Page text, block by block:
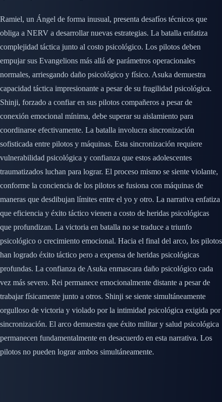
Ramiel, un Ángel de forma inusual, presenta desafíos técnicos que
obliga a NERV a desarrollar nuevas estrategias. La batalla enfatiza
complejidad táctica junto al costo psicológico. Los pilotos deben
empujar sus Evangelions más allá de parámetros operacionales
normales, arriesgando daño psicológico y físico. Asuka demuestra
capacidad táctica impresionante a pesar de su fragilidad psicológica.
Shinji, forzado a confiar en sus pilotos compañeros a pesar de
conexión emocional mínima, debe superar su aislamiento para
coordinarse efectivamente. La batalla involucra sincronización
sofisticada entre pilotos y máquinas. Esta sincronización requiere
vulnerabilidad psicológica y confianza que estos adolescentes
traumatizados luchan para lograr. El proceso mismo se siente violante,
conforme la conciencia de los pilotos se fusiona con máquinas de
maneras que desdibujan límites entre el yo y otro. La narrativa enfatiza
que eficiencia y éxito táctico vienen a costo de heridas psicológicas
que profundizan. La victoria en batalla no se traduce a triunfo
psicológico o crecimiento emocional. Hacia el final del arco, los pilotos
han logrado éxito táctico pero a expensa de heridas psicológicas
profundas. La confianza de Asuka enmascara daño psicológico cada
vez más severo. Rei permanece emocionalmente distante a pesar de
trabajar físicamente junto a otros. Shinji se siente simultáneamente
orgulloso de victoria y violado por la intimidad psicológica exigida por
sincronización. El arco demuestra que éxito militar y salud psicológica
permanecen fundamentalmente en desacuerdo en esta narrativa. Los
pilotos no pueden lograr ambos simultáneamente.